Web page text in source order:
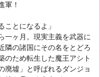
軍！
ことになるよ」
一ヶ月。現実主義を武器に
隣の諸国にその名をとどろ
のため転生した魔王アシト
廃墟」と呼ばれるダンジョ